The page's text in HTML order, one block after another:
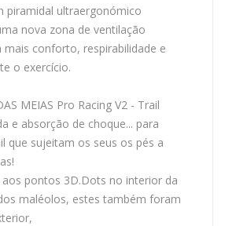
piramidal ultraergonómico
nova zona de ventilação
mais conforto, respirabilidade e
o exercício.
MEIAS Pro Racing V2 - Trail
e absorção de choque... para
que sujeitam os seus os pés a
aos pontos 3D.Dots no interior da
maléolos, estes também foram